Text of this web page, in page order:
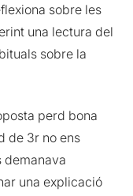
sobre les
una lectura del
sobre la
perd bona
de 3r no ens
demanava
una explicació